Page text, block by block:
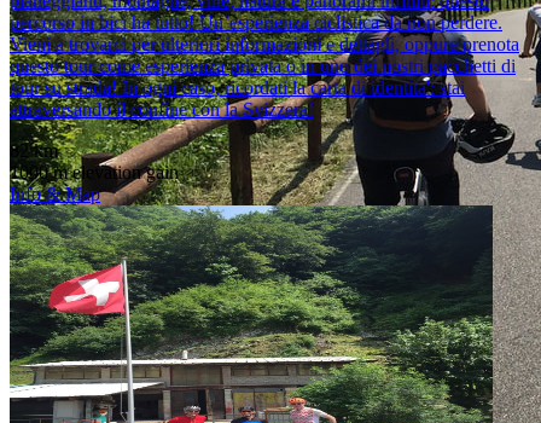
percorso in bici ha tutto! Un’esperienza ciclistica da non perdere.
Vieni a trovarci per ulteriori informazioni e dettagli, oppure prenota
questo tour come esperienza privata o in uno dei nostri pacchetti di
tour su strada! In ogni caso, ricordati la carta di identita': stai
attraversando il confine con la Svizzera!
82 km
1000 m elevation gain
Info & Map